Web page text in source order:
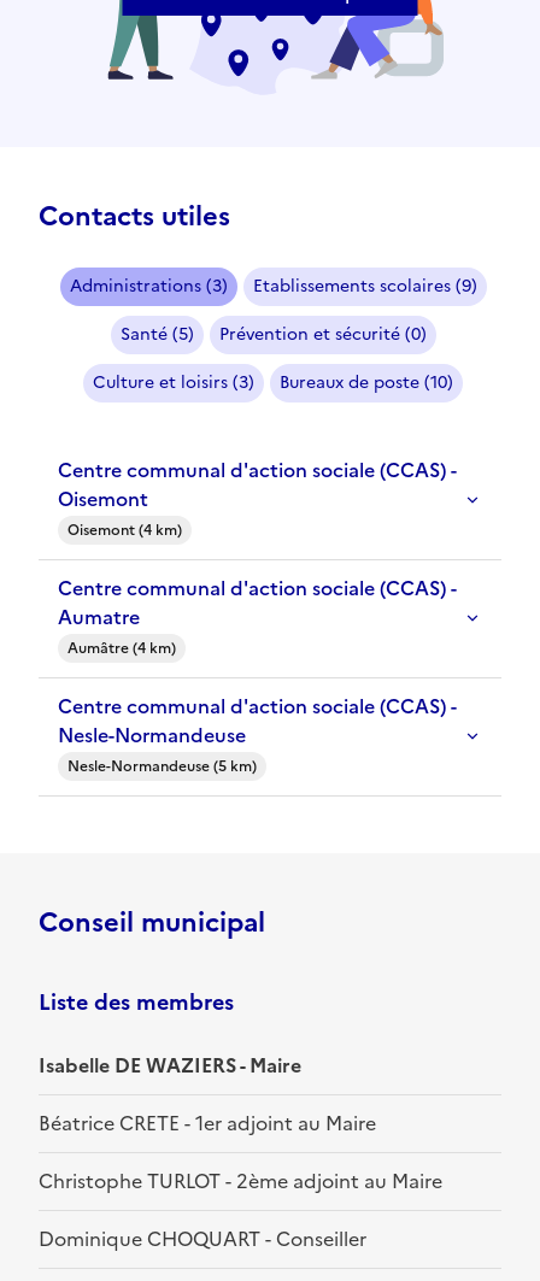
Contacts utiles
Administrations (3)
Etablissements scolaires (9)
Santé (5)
Prévention et sécurité (0)
Culture et loisirs (3)
Bureaux de poste (10)
Centre communal d'action sociale (CCAS) -
Oisemont
Oisemont (4 km)
Centre communal d'action sociale (CCAS) -
Aumatre
Aumâtre (4 km)
Centre communal d'action sociale (CCAS) -
Nesle-Normandeuse
Nesle-Normandeuse (5 km)
Conseil municipal
Liste des membres
Isabelle DE WAZIERS - Maire
Béatrice CRETE - 1er adjoint au Maire
Christophe TURLOT - 2ème adjoint au Maire
Dominique CHOQUART - Conseiller